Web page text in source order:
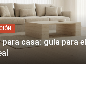
casa: guía para